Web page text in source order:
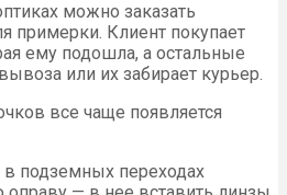
можно заказать
примерки. Клиент покупает
ему подошла, а остальные
или их забирает курьер.
все чаще появляется
в подземных переходах